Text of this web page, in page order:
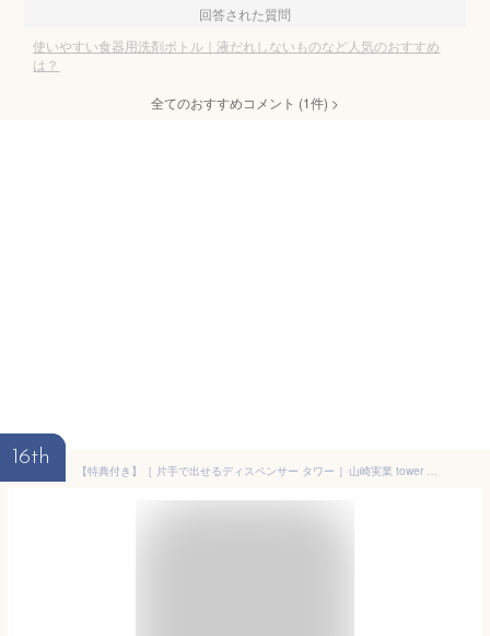
回答された質問
使いやすい食器用洗剤ボトル｜液だれしないものなど人気のおすすめ
は？
全てのおすすめコメント (1件) >
16th
【特典付き】［ 片手で出せるディスペンサー タワー ］山崎実業 tower ディスペンサー 洗剤 片手 詰め替えボトル 食器洗剤 化粧水 食器用洗剤 ボトル 洗剤ボトル 台所洗剤 アルコールディスペンサー 北欧 おしゃれ シンプル yamazaki ブラック ホワイト 5213 5214 公式